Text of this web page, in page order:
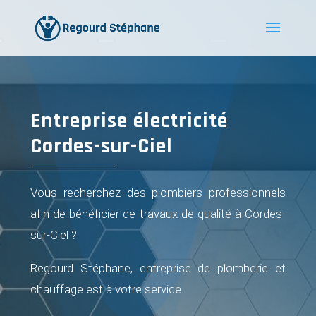
Entreprise électricité
Cordes-sur-Ciel
Vous recherchez des plombiers professionnels
afin de bénéficier de travaux de qualité à Cordes-
sur-Ciel ?
Regourd Stéphane, entreprise de plomberie et
chauffage est à votre service.